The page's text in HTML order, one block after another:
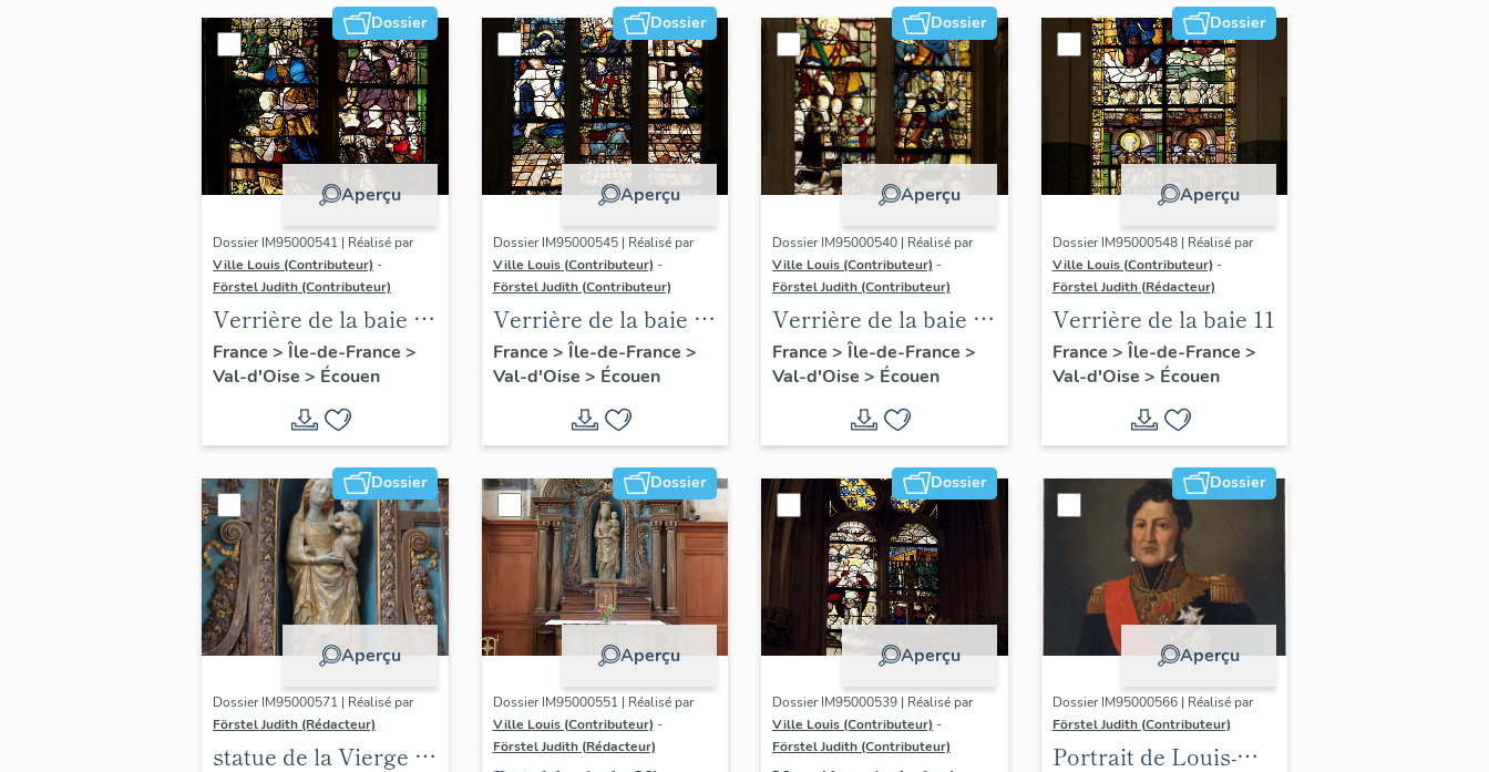
Dossier
Aperçu
Dossier IM95000541 | Réalisé par
Ville Louis (Contributeur) -
Förstel Judith (Contributeur)
Verrière de la baie 2 :
scènes de la Passion,
avec donatrices
France > Île-de-France >
Val-d'Oise > Écouen
Dossier
Aperçu
Dossier IM95000545 | Réalisé par
Ville Louis (Contributeur) -
Förstel Judith (Contributeur)
Verrière de la baie 6 :
Pietà et donateurs
France > Île-de-France >
Val-d'Oise > Écouen
Dossier
Aperçu
Dossier IM95000540 | Réalisé par
Ville Louis (Contributeur) -
Förstel Judith (Contributeur)
Verrière de la baie 1 :
scènes de la Passion,
avec donateurs
France > Île-de-France >
Val-d'Oise > Écouen
Dossier
Aperçu
Dossier IM95000548 | Réalisé par
Ville Louis (Contributeur) -
Förstel Judith (Rédacteur)
Verrière de la baie 11
France > Île-de-France >
Val-d'Oise > Écouen
Dossier
Aperçu
Dossier IM95000571 | Réalisé par
Förstel Judith (Rédacteur)
statue de la Vierge à
Dossier
Aperçu
Dossier IM95000551 | Réalisé par
Ville Louis (Contributeur) -
Förstel Judith (Rédacteur)
Dossier
Aperçu
Dossier IM95000539 | Réalisé par
Ville Louis (Contributeur) -
Förstel Judith (Contributeur)
Dossier
Aperçu
Dossier IM95000566 | Réalisé par
Förstel Judith (Contributeur)
Portrait de Louis-